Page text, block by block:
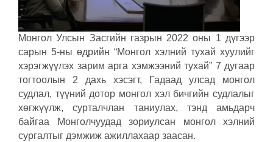
Монгол Улсын Засгийн газрын 2022 оны 1 дүгээр
сарын 5-ны өдрийн “Монгол хэлний тухай хуулийг
хэрэгжүүлэх зарим арга хэмжээний тухай” 7 дугаар
тогтоолын 2 дахь хэсэгт, Гадаад улсад монгол
судлал, түүний дотор монгол хэл бичгийн судлалыг
хөгжүүлж, сурталчлан таниулах, тэнд амьдарч
байгаа Монголчуудад зориулсан монгол хэлний
сургалтыг дэмжиж ажиллахаар заасан.